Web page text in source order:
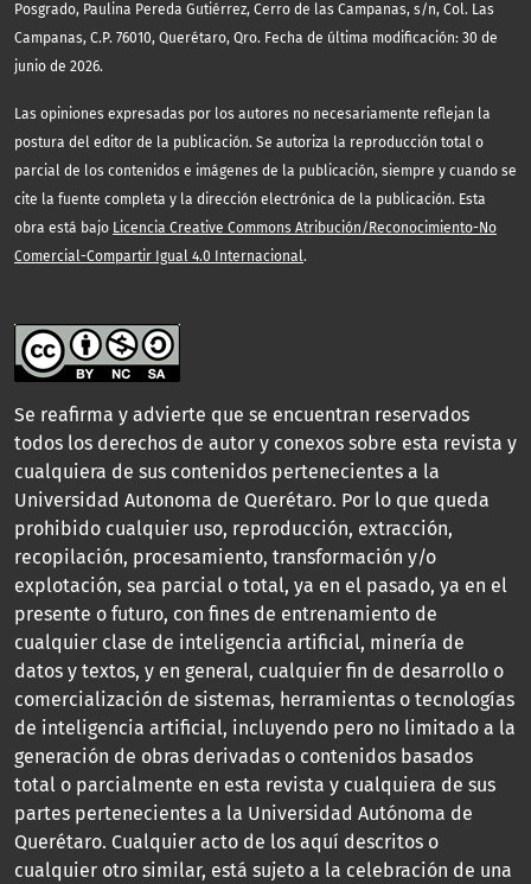
Posgrado, Paulina Pereda Gutiérrez, Cerro de las Campanas, s/n, Col. Las
Campanas, C.P. 76010, Querétaro, Qro. Fecha de última modificación: 30 de
junio de 2026.
Las opiniones expresadas por los autores no necesariamente reflejan la
postura del editor de la publicación. Se autoriza la reproducción total o
parcial de los contenidos e imágenes de la publicación, siempre y cuando se
cite la fuente completa y la dirección electrónica de la publicación. Esta
obra está bajo Licencia Creative Commons Atribución/Reconocimiento-No
Comercial-Compartir Igual 4.0 Internacional.
Se reafirma y advierte que se encuentran reservados
todos los derechos de autor y conexos sobre esta revista y
cualquiera de sus contenidos pertenecientes a la
Universidad Autonoma de Querétaro. Por lo que queda
prohibido cualquier uso, reproducción, extracción,
recopilación, procesamiento, transformación y/o
explotación, sea parcial o total, ya en el pasado, ya en el
presente o futuro, con fines de entrenamiento de
cualquier clase de inteligencia artificial, minería de
datos y textos, y en general, cualquier fin de desarrollo o
comercialización de sistemas, herramientas o tecnologías
de inteligencia artificial, incluyendo pero no limitado a la
generación de obras derivadas o contenidos basados
total o parcialmente en esta revista y cualquiera de sus
partes pertenecientes a la Universidad Autónoma de
Querétaro. Cualquier acto de los aquí descritos o
cualquier otro similar, está sujeto a la celebración de una